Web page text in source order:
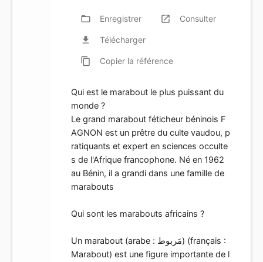
folder_open Enregistrer launch Consulter
file_download Télécharger
content_copy Copier la référence
Qui est le marabout le plus puissant du
monde ?
Le grand marabout féticheur béninois F
AGNON est un prêtre du culte vaudou, p
ratiquants et expert en sciences occulte
s de l'Afrique francophone. Né en 1962
au Bénin, il a grandi dans une famille de
marabouts
Qui sont les marabouts africains ?
Un marabout (arabe : مَربوط) (français :
Marabout) est une figure importante de l